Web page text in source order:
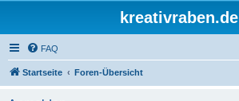
kreativraben.de
FAQ
Startseite Foren-Übersicht